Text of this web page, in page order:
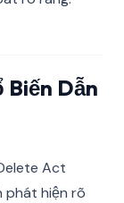
Biến Dẫn
Act
phát hiện rõ